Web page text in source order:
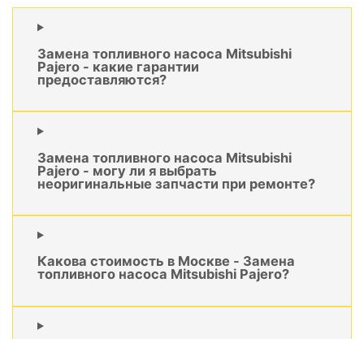
Замена топливного насоса Mitsubishi
Pajero - какие гарантии
предоставляются?
Замена топливного насоса Mitsubishi
Pajero - могу ли я выбрать
неоригинальные запчасти при ремонте?
Какова стоимость в Москве - Замена
топливного насоса Mitsubishi Pajero?